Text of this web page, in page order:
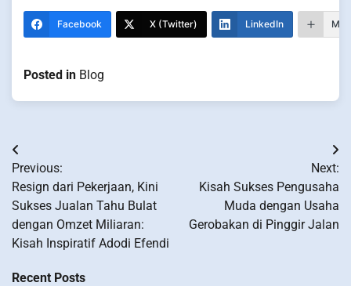
Facebook X (Twitter) LinkedIn
Posted in Blog
Post
navigation
Previous:
Resign dari Pekerjaan, Kini
Sukses Jualan Tahu Bulat
dengan Omzet Miliaran:
Kisah Inspiratif Adodi Efendi
Next:
Kisah Sukses Pengusaha
Muda dengan Usaha
Gerobakan di Pinggir Jalan
Recent Posts